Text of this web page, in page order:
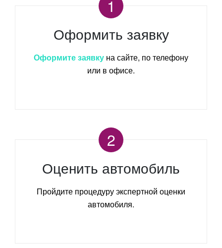
1
Оформить заявку
Оформите заявку на сайте, по телефону
или в офисе.
2
Оценить автомобиль
Пройдите процедуру экспертной оценки
автомобиля.